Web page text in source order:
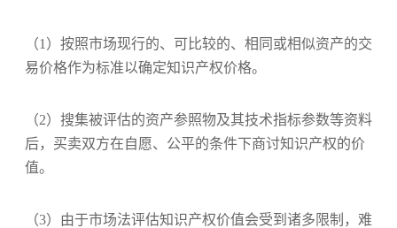
（1）按照市场现行的、 可比较的、相同或相似资产的交
易价格作为标准以确定知识产权价格。
（2） 搜集被评估的资产参照物及其技术指标参数等资料
后， 买卖双方在自愿、公平的条件下商讨知识产权的价
值。
（3）由于市场法评估知识产权价值会受到诸多限制 ， 难